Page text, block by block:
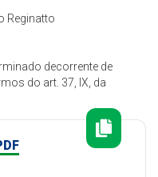
Reginatto
decorrente de
do art. 37, IX, da